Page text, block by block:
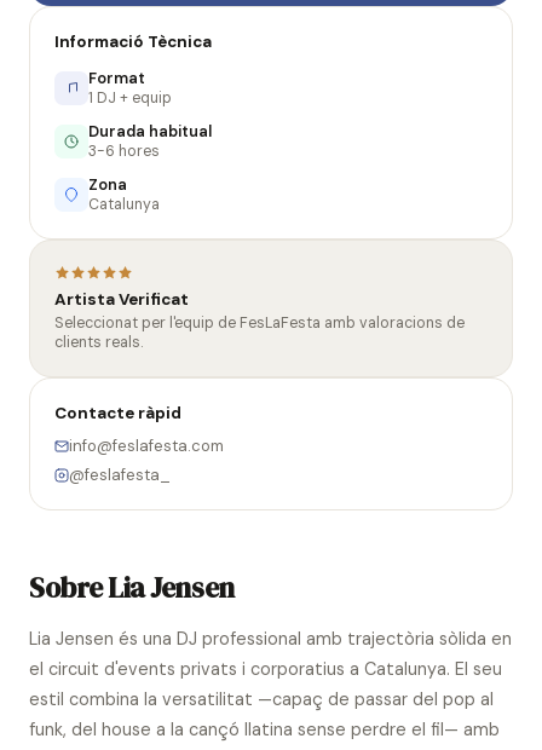
Sobre Lia Jensen
Lia Jensen és una DJ professional amb trajectòria sòlida en
el circuit d'events privats i corporatius a Catalunya. El seu
estil combina la versatilitat —capaç de passar del pop al
funk, del house a la cançó llatina sense perdre el fil— amb
Informació Tècnica
Format
1 DJ + equip
Durada habitual
3-6 hores
Zona
Catalunya
Artista Verificat
Seleccionat per l'equip de FesLaFesta amb valoracions de
clients reals.
Contacte ràpid
info@feslafesta.com
@feslafesta_